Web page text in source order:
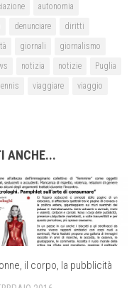
autonomia
denunciare
diritti
giornali
giornalismo
notizia notizie
Puglia
viaggiare
viaggio
ANCHE...
il corpo, la pubblicità